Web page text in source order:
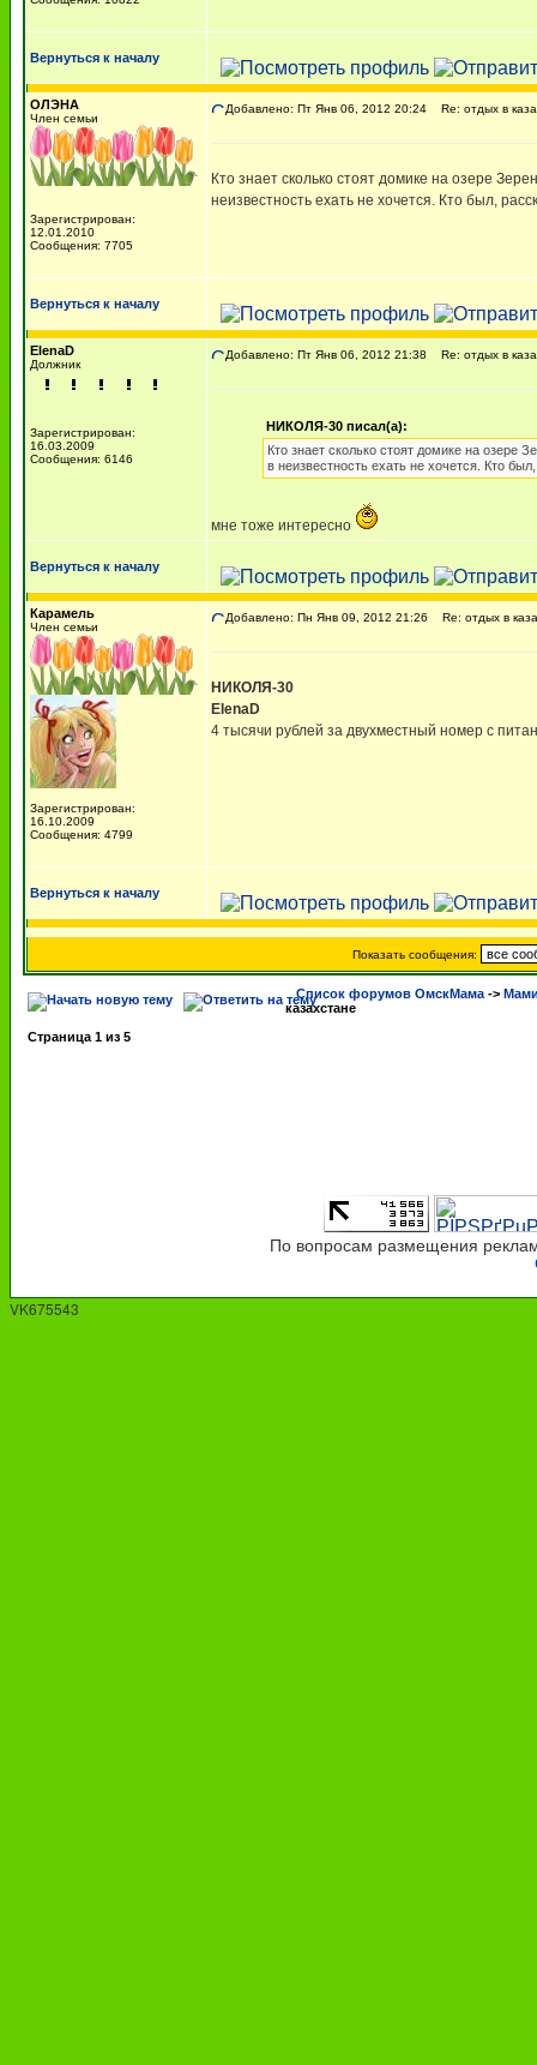
Вернуться к началу
ОЛЭНA
Член семьи
Зарегистрирован:
12.01.2010
Сообщения: 7705
Добавлено: Пт Янв 06, 2012 20:24 Re: отдых в
Кто знает сколько стоят домике на озере
неизвестность ехать не хочется. Кто был,
Вернуться к началу
ElenaD
Должник
Зарегистрирован:
16.03.2009
Сообщения: 6146
Добавлено: Пт Янв 06, 2012 21:38 Re: отдых в
НИКОЛЯ-30 писал(а):
Кто знает сколько стоят домике на озере
в неизвестность ехать не хочется. Кто
мне тоже интересно
Вернуться к началу
Карамель
Член семьи
Зарегистрирован:
16.10.2009
Сообщения: 4799
Добавлено: Пн Янв 09, 2012 21:26 Re: отдых в
НИКОЛЯ-30
ElenaD
4 тысячи рублей за двухместный номер с
Вернуться к началу
Показать сообщения:
Список форумов ОмскМама ->
казахстане
Страница 1 из 5
По вопросам размещения
VK675543